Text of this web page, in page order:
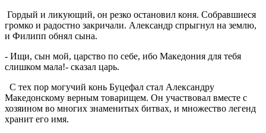
Гордый и ликующий, он резко остановил коня. Собравшиеся
громко и радостно закричали. Александр спрыгнул на землю,
и Филипп обнял сына.
- Ищи, сын мой, царство по себе, ибо Македония для тебя
слишком мала!- сказал царь.
С тех пор могучий конь Буцефал стал Александру
Македонскому верным товарищем. Он участвовал вместе с
хозяином во многих знаменитых битвах, и множество легенд
хранит его имя.